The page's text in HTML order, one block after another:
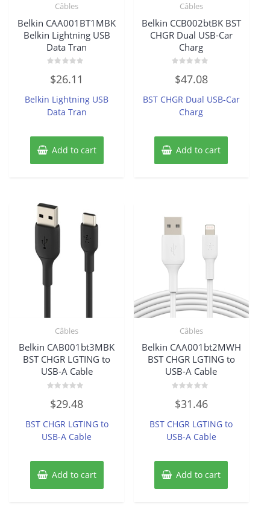
Câbles
Belkin CAA001BT1MBK
Belkin Lightning USB
Data Tran
0
out
5
$26.11
Belkin Lightning USB
Data Tran
Add to cart
Câbles
Belkin CCB002btBK BST
CHGR Dual USB-Car
Charg
0
out
5
$47.08
BST CHGR Dual USB-Car
Charg
Add to cart
Câbles
Belkin CAB001bt3MBK
BST CHGR LGTING to
USB-A Cable
0
out
5
$29.48
BST CHGR LGTING to
USB-A Cable
Add to cart
Câbles
Belkin CAA001bt2MWH
BST CHGR LGTING to
USB-A Cable
0
out
5
$31.46
BST CHGR LGTING to
USB-A Cable
Add to cart